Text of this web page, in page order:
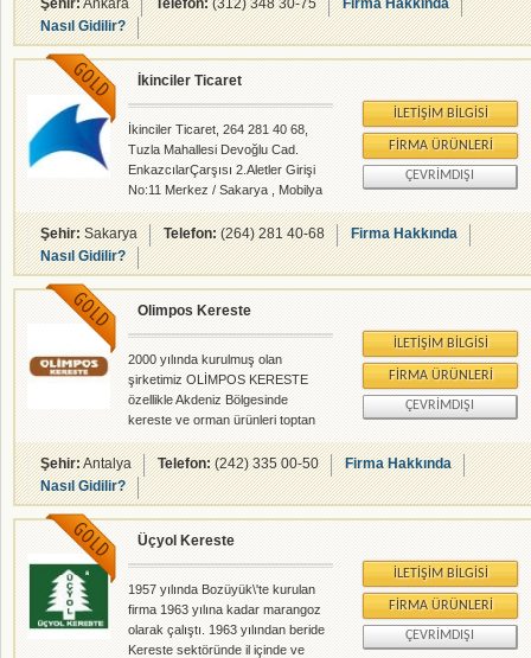
Orman Ürünleri
Şehir:Ankara Telefon:(312) 348 30-75
Firma Hakkında
Nasıl Gidilir?
İkinciler Ticaret
İkinciler Ticaret, 264 281 40 68,
Tuzla Mahallesi Devoğlu Cad.
EnkazcılarÇarşısı 2.Aletler Girişi
No:11 Merkez / Sakarya , Mobilya
İmalatçıları - Döşemeciler - Kereste
- Büro Mobilyaları - Mobilya
Aksesuar - rehberalem.com
alanlarında faliyet gösteren
firmamızdır.
İLETIŞIM BILGISI
FIRMA ÜRÜNLERI
ÇEVRIMDIŞI
Şehir:Sakarya Telefon:(264) 281 40-68
Firma Hakkında
Nasıl Gidilir?
Olimpos Kereste
2000 yılında kurulmuş olan
şirketimiz OLİMPOS KERESTE
özellikle Akdeniz Bölgesinde
kereste ve orman ürünleri toptan
satış ve pazarlamasında başarıyla
ve istikrarıyla faaliyet
göstermektedir. Ürün yelpazesinde
her zaman inşaatlık, doğramalık ,
döşemelik kereste ve lambri üretimi
ilk sıraları almıştır. Günümüzde de
aynı ürünleri imal edip ;
Özellikle döşemelik tahta ve lambri
konusunda rabıtalı ürünlerde
sektörüne devrimler yaşatan öncü
İLETIŞIM BILGISI
FIRMA ÜRÜNLERI
ÇEVRIMDIŞI
Şehir:Antalya Telefon:(242) 335 00-50
Firma Hakkında
Nasıl Gidilir?
Üçyol Kereste
1957 yılında Bozüyük\'te kurulan
firma 1963 yılına kadar marangoz
olarak çalıştı. 1963 yılından beride
Kereste sektöründe il içinde ve
İLETIŞIM BILGISI
FIRMA ÜRÜNLERI
ÇEVRIMDIŞI